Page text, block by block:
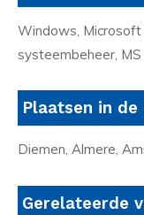
Windows,
systeembeheer,
Plaatsen in de
Diemen, Almere,
Gerelateerde